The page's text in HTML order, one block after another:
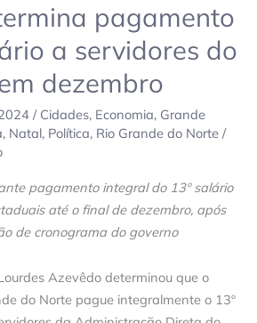
pagamento
a servidores do
dezembro
/ Cidades, Economia, Grande
, Natal, Política, Rio Grande do Norte /
pagamento integral do 13º salário
até o final de dezembro, após
de cronograma do governo
Azevêdo determinou que o
do Norte pague integralmente o 13º